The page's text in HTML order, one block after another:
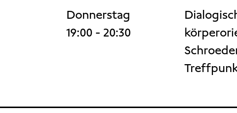
Donnerstag
19:00 - 20:30